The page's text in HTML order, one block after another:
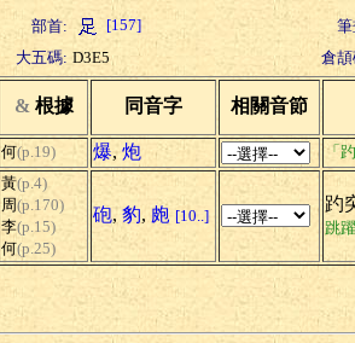
部首: [157]
大五碼: D3E5 倉
& 根據 同音字 相關音節
何(p.19) 爆, 炮 「
黃(p.4)
周(p.170)
李(p.15)
何(p.25)
砲, 豹, 皰 [10..]
趵
跳躍